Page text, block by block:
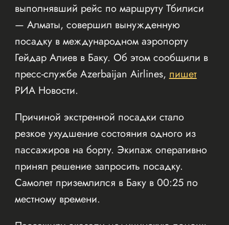
выполнявший рейс по маршруту Тбилиси
— Алматы, совершил вынужденную
посадку в международном аэропорту
Гейдар Алиев в Баку. Об этом сообщили в
пресс-службе Azerbaijan Airlines,пишет
РИА Новости.
Причиной экстренной посадки стало
резкое ухудшение состояния одного из
пассажиров на борту. Экипаж оперативно
принял решение запросить посадку.
Самолет приземлился в Баку в 00:25 по
местному времени.